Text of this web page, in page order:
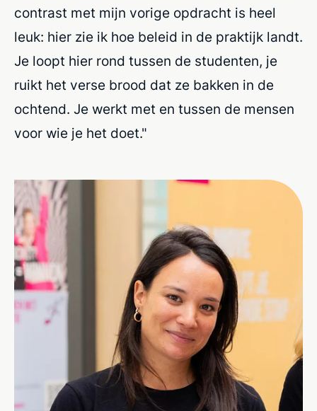
contrast met mijn vorige opdracht is heel
leuk: hier zie ik hoe beleid in de praktijk landt.
Je loopt hier rond tussen de studenten, je
ruikt het verse brood dat ze bakken in de
ochtend. Je werkt met en tussen de mensen
voor wie je het doet."